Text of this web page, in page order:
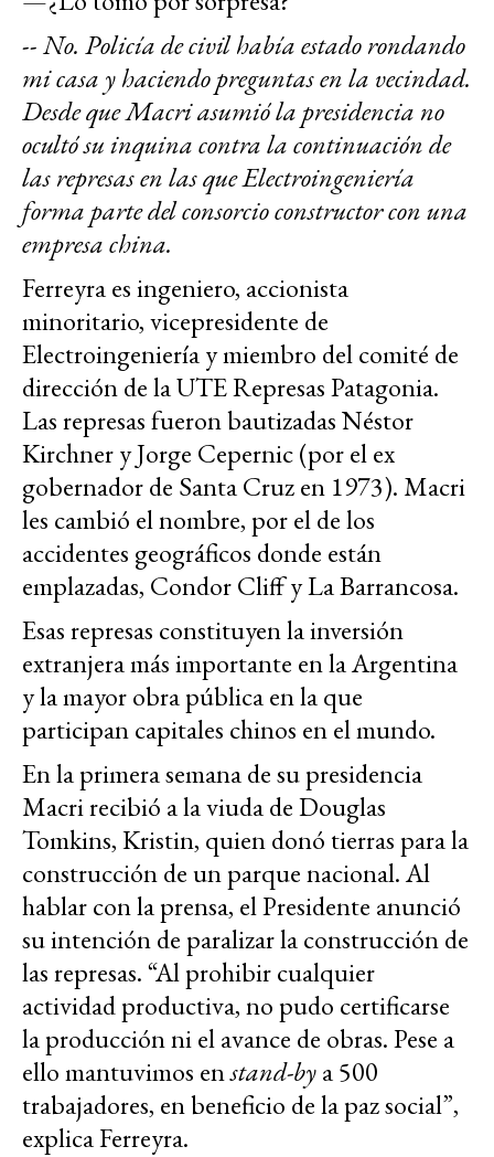
--No. Policía de civil había estado rondando
mi casa y haciendo preguntas en la vecindad.
Desde que Macri asumió la presidencia no
ocultó su inquina contra la continuación de
las represas en las que Electroingeniería
forma parte del consorcio constructor con una
empresa china.
Ferreyra es ingeniero, accionista
minoritario, vicepresidente de
Electroingeniería y miembro del comité de
dirección de la UTE Represas Patagonia.
Las represas fueron bautizadas Néstor
Kirchner y Jorge Cepernic (por el ex
gobernador de Santa Cruz en 1973). Macri
les cambió el nombre, por el de los
accidentes geográficos donde están
emplazadas, Condor Cliff y La Barrancosa.
Esas represas constituyen la inversión
extranjera más importante en la Argentina
y la mayor obra pública en la que
participan capitales chinos en el mundo.
En la primera semana de su presidencia
Macri recibió a la viuda de Douglas
Tomkins, Kristin, quien donó tierras para la
construcción de un parque nacional. Al
hablar con la prensa, el Presidente anunció
su intención de paralizar la construcción de
las represas. “Al prohibir cualquier
actividad productiva, no pudo certificarse
la producción ni el avance de obras. Pese a
ello mantuvimos enstand-bya 500
trabajadores, en beneficio de la paz social”,
explica Ferreyra.